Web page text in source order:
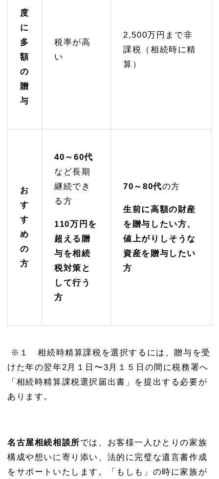
度
に
多
額
の
贈
与
税率が高
い
2,500万円まで非
課税（相続時に精
算）
お
す
す
め
の
方
40～60代
など長期
継続でき
る方
110万円を
超える贈
与を相続
税対策と
して行う
方
70～80代の方
生前に高額の財産
を贈与したい方、
値上がりしそうな
資産を贈与したい
方
※１ 相続時精算課税を選択するには、贈与を受
けた年の翌年2月１日〜3月１５日の間に税務署へ
「相続時精算課税選択届出書」を提出する必要が
あります。
名古屋相続相談所では、お客様一人ひとりの家族
構成や想いに寄り添い、法的に完璧な遺言書作成
をサポートいたします。「もしも」の時に家族が